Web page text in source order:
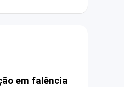
em falência